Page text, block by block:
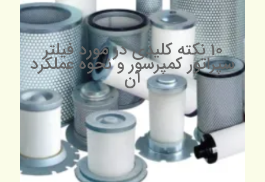
10 نکته کلیدی در مورد فیلتر
سپراتور کمپرسور و نحوه عملکرد
آن